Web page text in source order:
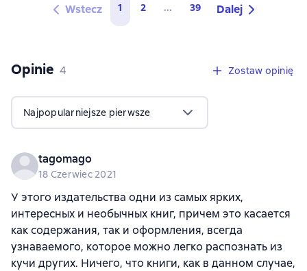
Wstecz 1 2 ... 39 Dalej
Opinie 4 opinie
4 Zostaw opinię
Najpopularniejsze pierwsze
tagomago
18 Czerwiec 2021
У этого издательства одни из самых ярких,
интересных и необычных книг, причем это касается
как содержания, так и оформления, всегда
узнаваемого, которое можно легко распознать из
кучи других. Ничего, что книги, как в данном случае,